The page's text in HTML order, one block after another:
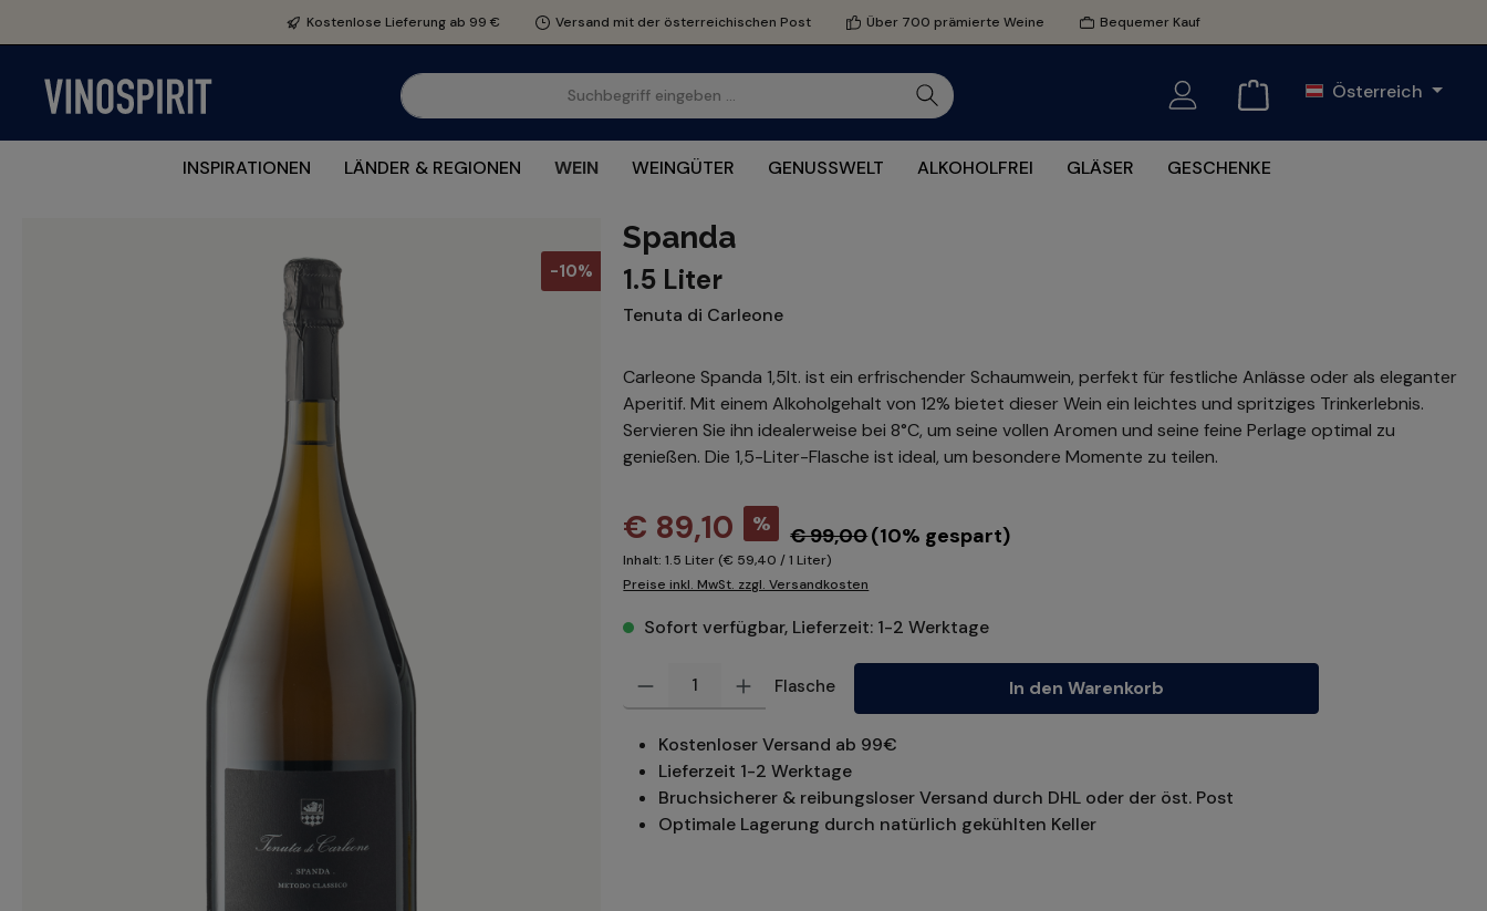
Zur Hauptnavigation springenKostenlose Lieferung ab 99 € Versand mit der österreichischen Post Über 700 prämierte Weine Bequemer Kauf
Österreich
INSPIRATIONEN LÄNDER & REGIONEN WEIN WEINGÜTER GENUSSWELT ALKOHOLFREI GLÄSER GESCHENKE
-10%
Spanda
1.5 Liter
Tenuta di Carleone
Carleone Spanda 1,5lt. ist ein erfrischender Schaumwein, perfekt für festliche Anlässe oder als eleganter
Aperitif. Mit einem Alkoholgehalt von 12% bietet dieser Wein ein leichtes und spritziges Trinkerlebnis.
Servieren Sie ihn idealerweise bei 8°C, um seine vollen Aromen und seine feine Perlage optimal zu
genießen. Die 1,5-Liter-Flasche ist ideal, um besondere Momente zu teilen.
€ 89,10 % € 99,00(10% gespart)
Inhalt:1.5 Liter (€ 59,40 / 1 Liter)
Preise inkl. MwSt. zzgl. Versandkosten
Sofort verfügbar, Lieferzeit: 1-2 Werktage
Produkt Anzahl: Gib den gewünschten Wert ein oder benutze die Schaltflächen um die Anzahl zu erhöhen oder zu reduzieren.
Flasche In den Warenkorb
Kostenloser Versand ab 99€
Lieferzeit 1-2 Werktage
Bruchsicherer & reibungsloser Versand durch DHL oder der öst. Post
Optimale Lagerung durch natürlich gekühlten Keller